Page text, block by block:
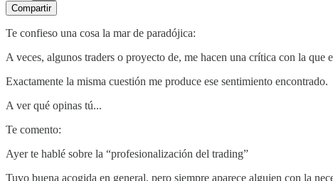
Compartir
Te confieso una cosa la mar de paradójica:
A veces, algunos traders o proyecto de, me hacen una crítica con la que
Exactamente la misma cuestión me produce ese sentimiento encontrado.
A ver qué opinas tú...
Te comento:
Ayer te hablé sobre la “profesionalización del trading”
Tuvo buena acogida en general, pero siempre aparece alguien con la